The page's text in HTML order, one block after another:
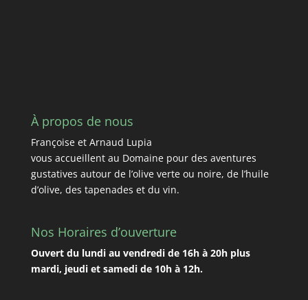
À propos de nous
Françoise et Arnaud Lupia
vous accueillent au Domaine pour des aventures
gustatives autour de l’olive verte ou noire, de l’huile
d’olive, des tapenades et du vin.
Nos Horaires d’ouverture
Ouvert du lundi au vendredi de 16h à 20h plus
mardi, jeudi et samedi de 10h à 12h.